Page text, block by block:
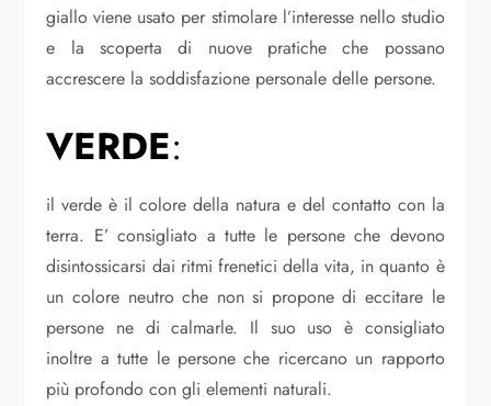
giallo viene usato per stimolare l’interesse nello studio
e la scoperta di nuove pratiche che possano
accrescere la soddisfazione personale delle persone.
VERDE:
il verde è il colore della natura e del contatto con la
terra. E’ consigliato a tutte le persone che devono
disintossicarsi dai ritmi frenetici della vita, in quanto è
un colore neutro che non si propone di eccitare le
persone ne di calmarle. Il suo uso è consigliato
inoltre a tutte le persone che ricercano un rapporto
più profondo con gli elementi naturali.